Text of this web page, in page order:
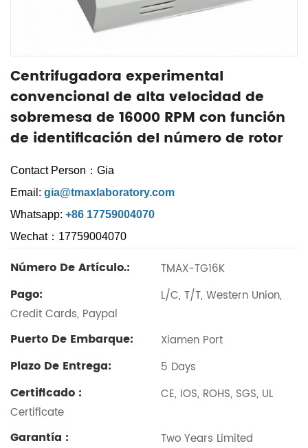
Centrifugadora experimental
convencional de alta velocidad de
sobremesa de 16000 RPM con función
de identificación del número de rotor
Contact Person：Gia
Email: gia@tmaxlaboratory.com
Whatsapp: +86 17759004070
Wechat：17759004070
Número De Artículo.: TMAX-TG16K
Pago:
L/C, T/T, Western Union,
Credit Cards, Paypal
Puerto De Embarque: Xiamen Port
Plazo De Entrega: 5 Days
Certificado :
CE, IOS, ROHS, SGS, UL
Certificate
Garantía :
Two Years Limited